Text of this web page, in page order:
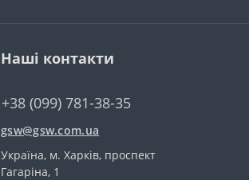
Наші контакти
+38 (099) 781-38-35
gsw@gsw.com.ua
Україна, м. Харків, проспект
Гагаріна, 1